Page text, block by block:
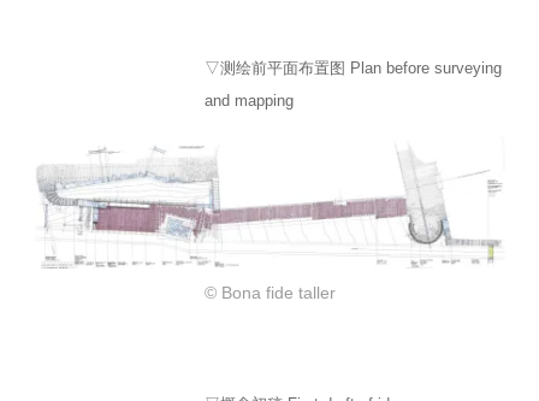
▽测绘前平面布置图 Plan before surveying
and mapping
© Bona fide taller